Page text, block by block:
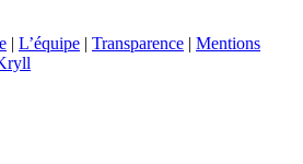
| L’équipe | Transparence | Mentions